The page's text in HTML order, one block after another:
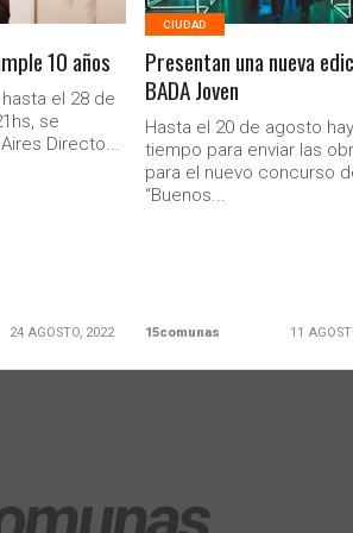
10 años
el 28 de
se
Directo...
24 AGOSTO, 2022
CIUDAD
Presentan una nueva
BADA Joven
Hasta el 20 de agosto hay
tiempo para enviar las
para el nuevo concurso
“Buenos...
15comunas 11